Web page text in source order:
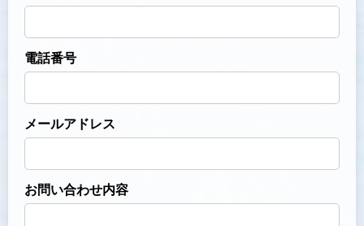
電話番号
メールアドレス
お問い合わせ内容